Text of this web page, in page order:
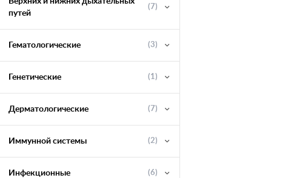
путей
(7)
Гематологические (3)
Генетические (1)
Дерматологические (7)
Иммунной системы (2)
Инфекционные (6)